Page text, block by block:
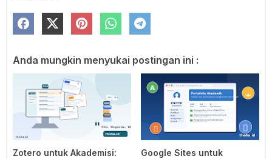
Anda mungkin menyukai postingan ini :
Zotero untuk Akademisi:
Google Sites untuk